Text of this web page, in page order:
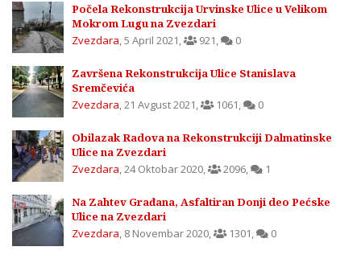
Počela Rekonstrukcija Urvinske Ulice u Velikom
Mokrom Lugu na Zvezdari
Zvezdara,5 April 2021, 921, 0
Završena Rekonstrukcija Ulice Stanislava
Sremčevića
Zvezdara,21 Avgust 2021, 1061, 0
Obilazak Radova na Rekonstrukciji Dalmatinske
Ulice na Zvezdari
Zvezdara,24 Oktobar 2020, 2096, 1
Na Zahtev Građana, Asfaltiran Donji deo Pećske
Ulice na Zvezdari
Zvezdara, 8 Novembar 2020, 1301, 0